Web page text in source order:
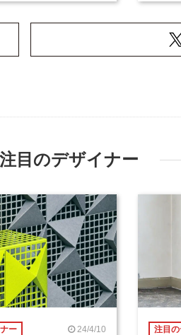
目のデザイナー
ー 24/4/10 注目